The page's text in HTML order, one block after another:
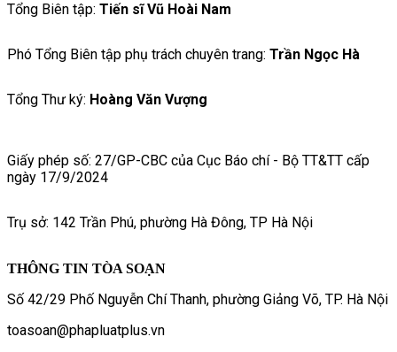
Tổng Biên tập: Tiến sĩ Vũ Hoài Nam
Phó Tổng Biên tập phụ trách chuyên trang: Trần Ngọc Hà
Tổng Thư ký: Hoàng Văn Vượng
Giấy phép số: 27/GP-CBC của Cục Báo chí - Bộ TT&TT cấp
ngày 17/9/2024
Trụ sở: 142 Trần Phú, phường Hà Đông, TP Hà Nội
THÔNG TIN TÒA SOẠN
Số 42/29 Phố Nguyễn Chí Thanh, phường Giảng Võ, TP. Hà Nội
toasoan@phapluatplus.vn